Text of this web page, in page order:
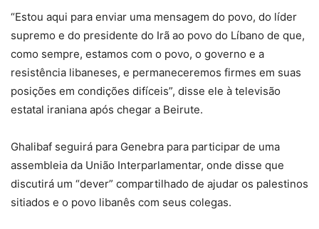
“Estou aqui para enviar uma mensagem do povo, do líder
supremo e do presidente do Irã ao povo do Líbano de que,
como sempre, estamos com o povo, o governo e a
resistência libaneses, e permaneceremos firmes em suas
posições em condições difíceis”, disse ele à televisão
estatal iraniana após chegar a Beirute.
Ghalibaf seguirá para Genebra para participar de uma
assembleia da União Interparlamentar, onde disse que
discutirá um “dever” compartilhado de ajudar os palestinos
sitiados e o povo libanês com seus colegas.